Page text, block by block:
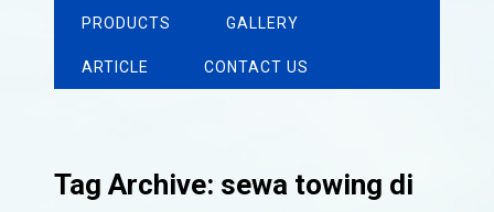
PRODUCTS GALLERY
ARTICLE CONTACT US
Tag Archive: sewa towing di